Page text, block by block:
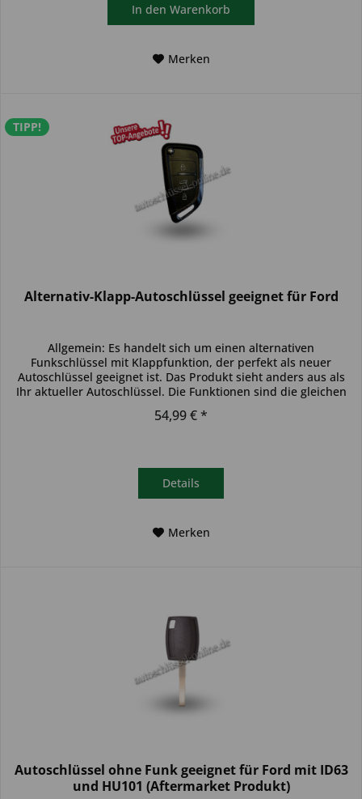
In den Warenkorb
Merken
TIPP!
Alternativ-Klapp-Autoschlüssel geeignet für Ford
Allgemein: Es handelt sich um einen alternativen
Funkschlüssel mit Klappfunktion, der perfekt als neuer
Autoschlüssel geeignet ist. Das Produkt sieht anders aus als
Ihr aktueller Autoschlüssel. Die Funktionen sind die gleichen
54,99 € *
Details
Merken
Autoschlüssel ohne Funk geeignet für Ford mit ID63
und HU101 (Aftermarket Produkt)